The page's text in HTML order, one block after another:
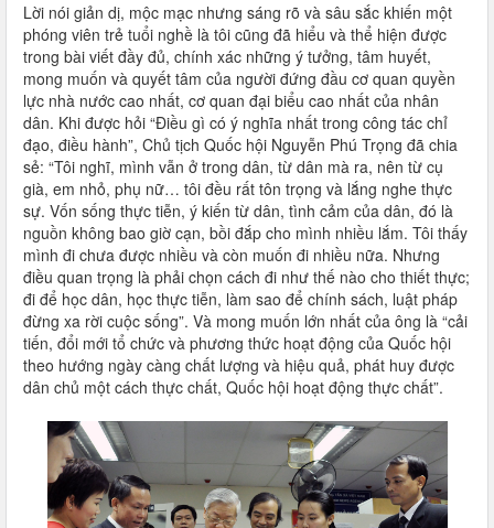
Lời nói giản dị, mộc mạc nhưng sáng rõ và sâu sắc khiến một
phóng viên trẻ tuổi nghề là tôi cũng đã hiểu và thể hiện được
trong bài viết đầy đủ, chính xác những ý tưởng, tâm huyết,
mong muốn và quyết tâm của người đứng đầu cơ quan quyền
lực nhà nước cao nhất, cơ quan đại biểu cao nhất của nhân
dân. Khi được hỏi “Điều gì có ý nghĩa nhất trong công tác chỉ
đạo, điều hành”, Chủ tịch Quốc hội Nguyễn Phú Trọng đã chia
sẻ: “Tôi nghĩ, mình vẫn ở trong dân, từ dân mà ra, nên từ cụ
già, em nhỏ, phụ nữ… tôi đều rất tôn trọng và lắng nghe thực
sự. Vốn sống thực tiễn, ý kiến từ dân, tình cảm của dân, đó là
nguồn không bao giờ cạn, bồi đắp cho mình nhiều lắm. Tôi thấy
mình đi chưa được nhiều và còn muốn đi nhiều nữa. Nhưng
điều quan trọng là phải chọn cách đi như thế nào cho thiết thực;
đi để học dân, học thực tiễn, làm sao để chính sách, luật pháp
đừng xa rời cuộc sống”. Và mong muốn lớn nhất của ông là “cải
tiến, đổi mới tổ chức và phương thức hoạt động của Quốc hội
theo hướng ngày càng chất lượng và hiệu quả, phát huy được
dân chủ một cách thực chất, Quốc hội hoạt động thực chất”.